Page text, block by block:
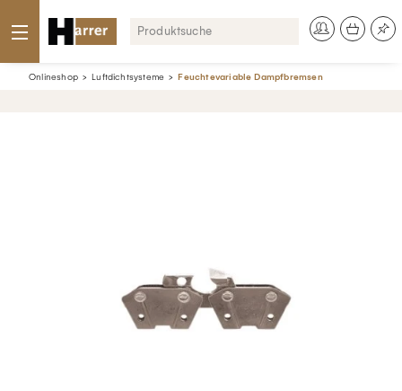
Onlineshop Luftdichtsysteme Feuchtevariable Dampfbremsen